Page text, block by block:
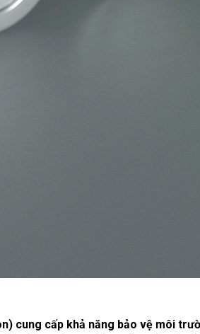
cung cấp khả năng bảo vệ môi